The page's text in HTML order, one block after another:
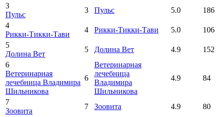
3
Пульс
3 Пульс 5.0
186
4
Рикки-Тикки-Тави
4 Рикки-Тикки-Тави 5.0
106
5
Долина Вет
5 Долина Вет 4.9
152
6
Ветеринарная
лечебница Владимира
Шильникова
6
Ветеринарная
лечебница
Владимира
Шильникова
4.9 84
7
Зоовита
7 Зоовита 4.9
80